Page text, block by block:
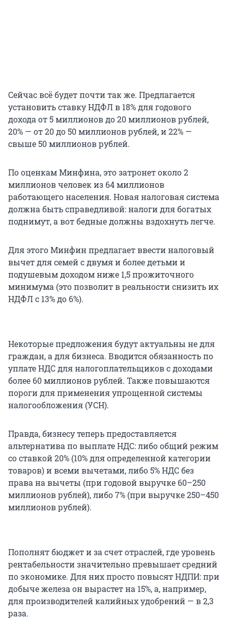
Сейчас всё будет почти так же. Предлагается
установить ставку НДФЛ в 18% для годового
дохода от 5 миллионов до 20 миллионов рублей,
20% — от 20 до 50 миллионов рублей, и 22% —
свыше 50 миллионов рублей.
По оценкам Минфина, это затронет около 2
миллионов человек из 64 миллионов
работающего населения. Новая налоговая система
должна быть справедливой: налоги для богатых
поднимут, а вот бедные должны вздохнуть легче.
Для этого Минфин предлагает ввести налоговый
вычет для семей с двумя и более детьми и
подушевым доходом ниже 1,5 прожиточного
минимума (это позволит в реальности снизить их
НДФЛ с 13% до 6%).
Некоторые предложения будут актуальны не для
граждан, а для бизнеса. Вводится обязанность по
уплате НДС для налогоплательщиков с доходами
более 60 миллионов рублей. Также повышаются
пороги для применения упрощенной системы
налогообложения (УСН).
Правда, бизнесу теперь предоставляется
альтернатива по выплате НДС: либо общий режим
со ставкой 20% (10% для определенной категории
товаров) и всеми вычетами, либо 5% НДС без
права на вычеты (при годовой выручке 60–250
миллионов рублей), либо 7% (при выручке 250–450
миллионов рублей).
Пополнят бюджет и за счет отраслей, где уровень
рентабельности значительно превышает средний
по экономике. Для них просто повысят НДПИ: при
добыче железа он вырастет на 15%, а, например,
для производителей калийных удобрений — в 2,3
раза.